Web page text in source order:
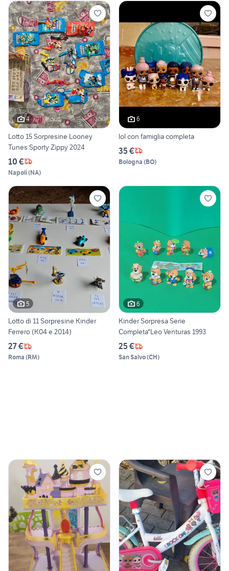
4
Lotto 15 Sorpresine Looney
Tunes Sporty Zippy 2024
10 €
Napoli(NA)
6
lol con famiglia completa
35 €
Bologna (BO)
5
Lotto di 11 Sorpresine Kinder
Ferrero (K04 e 2014)
27 €
Roma (RM)
6
Kinder Sorpresa Serie
Completa"Leo Venturas 1993
25 €
San Salvo(CH)